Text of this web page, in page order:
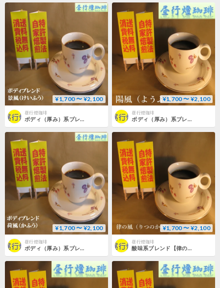
¥1,700 〜 ¥2,100
昼行燈珈琲
ボディ（厚み）系ブレンド【景風（けいふう）】
¥1,700 〜 ¥2,100
昼行燈珈琲
ボディ（厚み）系ブレンド【陽風（ようふう）】
¥1,700 〜 ¥2,100
昼行燈珈琲
ボディ（厚み）系ブレンド【荷風（かふう）】
¥1,700 〜 ¥2,100
昼行燈珈琲
酸味系ブレンド【律の風（りつのかぜ）】